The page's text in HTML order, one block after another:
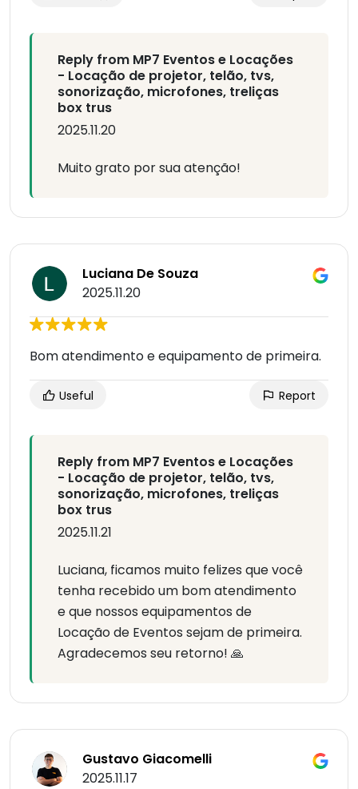
Reply from MP7 Eventos e Locações
- Locação de projetor, telão, tvs,
sonorização, microfones, treliças
box trus
2025.11.20
Muito grato por sua atenção!
Luciana De Souza
2025.11.20
Bom atendimento e equipamento de primeira.
Useful Report
Reply from MP7 Eventos e Locações
- Locação de projetor, telão, tvs,
sonorização, microfones, treliças
box trus
2025.11.21
Luciana, ficamos muito felizes que você
tenha recebido um bom atendimento
e que nossos equipamentos de
Locação de Eventos sejam de primeira.
Agradecemos seu retorno! 🙏
Gustavo Giacomelli
2025.11.17